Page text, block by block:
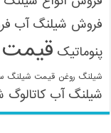
فروش شیلنگ آب
پنوماتیک
شیلنگ روغن قیمت شیلنگ
شیلنگ آب